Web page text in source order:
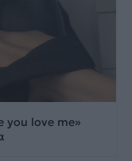
you love me»